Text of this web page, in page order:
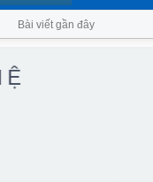
Bài viết gần đây